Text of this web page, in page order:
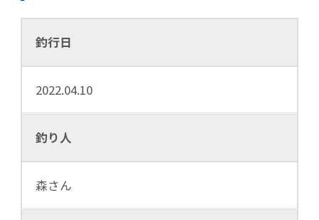
釣行日
2022.04.10
釣り人
森さん